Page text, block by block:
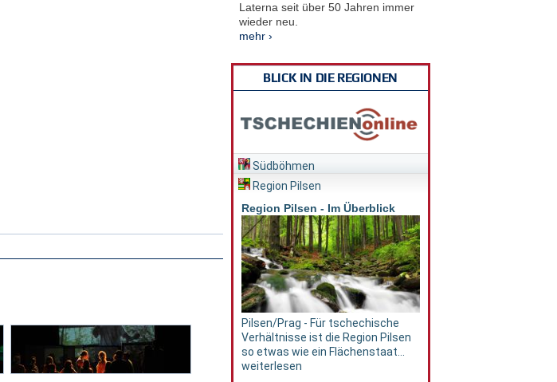
Laterna seit über 50 Jahren immer
wieder neu.
mehr ›
BLICK IN DIE REGIONEN
Südböhmen
Region Pilsen
Region Pilsen - Im Überblick
Pilsen/Prag - Für tschechische
Verhältnisse ist die Region Pilsen
so etwas wie ein Flächenstaat...
weiterlesen